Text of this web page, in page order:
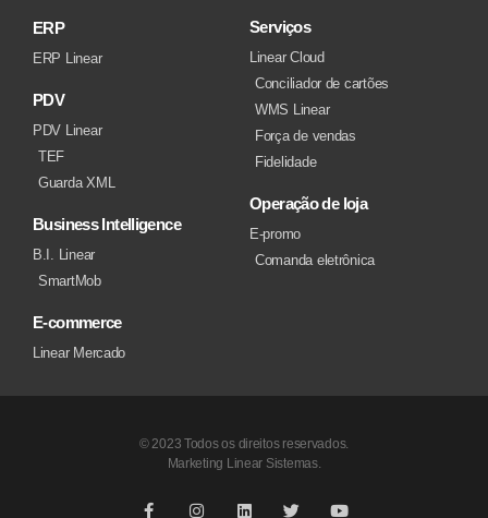
ERP
ERP Linear
PDV
PDV Linear
TEF
Guarda XML
Business Intelligence
B.I. Linear
SmartMob
E-commerce
Linear Mercado
Serviços
Linear Cloud
Conciliador de cartões
WMS Linear
Força de vendas
Fidelidade
Operação de loja
E-promo
Comanda eletrônica
© 2023 Todos os direitos reservados.
Marketing Linear Sistemas.